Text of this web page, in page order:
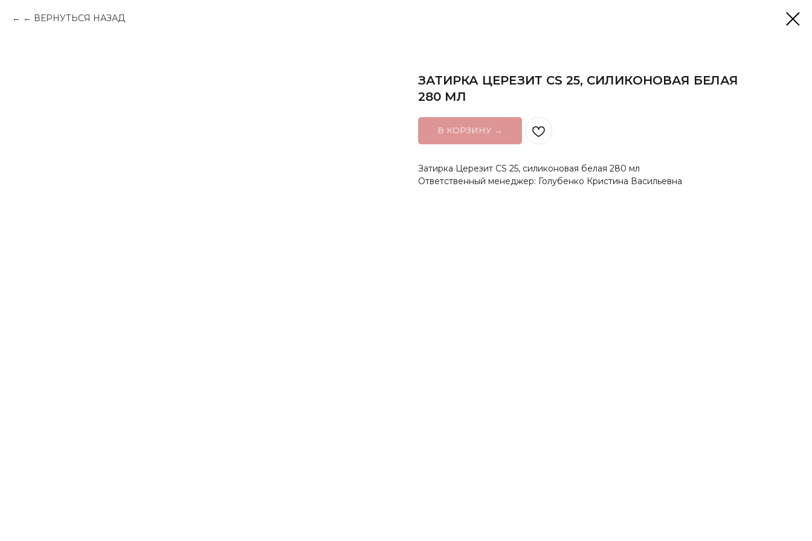
← ВЕРНУТЬСЯ НАЗАД
ЗАТИРКА ЦЕРЕЗИТ CS 25, СИЛИКОНОВАЯ БЕЛАЯ
280 МЛ
В КОРЗИНУ →
Затирка Церезит CS 25, силиконовая белая 280 мл
Ответственный менеджер: Голубенко Кристина Васильевна